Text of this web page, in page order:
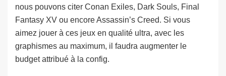
nous pouvons citer Conan Exiles, Dark Souls, Final
Fantasy XV ou encore Assassin’s Creed. Si vous
aimez jouer à ces jeux en qualité ultra, avec les
graphismes au maximum, il faudra augmenter le
budget attribué à la config.